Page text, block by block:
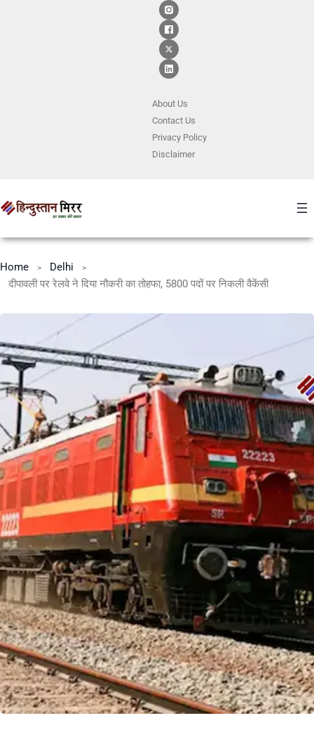
About Us
ContactUs
Privacy Policy
Disclaimer
Home
Delhi
दीपावली पर रेलवे ने दिया नौकरी का तोहफा, 5800 पदों पर निकली वैकेंसी